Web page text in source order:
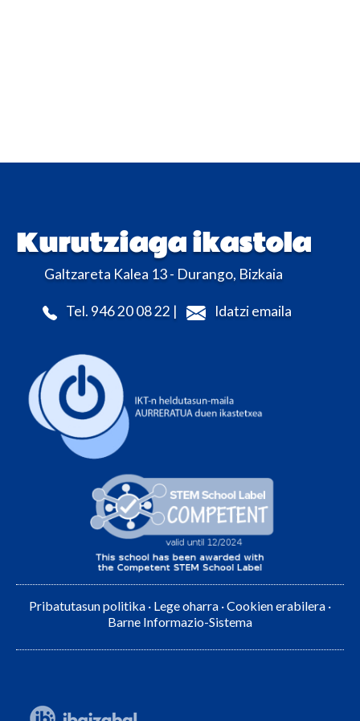
Kurutziaga ikastola
Galtzareta Kalea 13 - Durango, Bizkaia
Tel. 946 20 08 22 | Idatzi emaila
Pribatutasun politika · Lege oharra ·Cookien erabilera ·
Barne Informazio-Sistema